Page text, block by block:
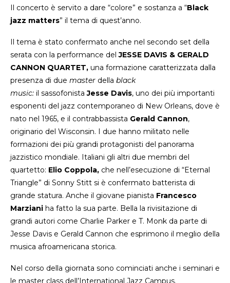
Il concerto è servito a dare “colore” e sostanza a “Black
jazz matters” il tema di quest’anno.
Il tema è stato confermato anche nel secondo set della
serata con la performance delJESSE DAVIS & GERALD
CANNON QUARTET, una formazione caratterizzata dalla
presenza di due master della black
music: il sassofonista Jesse Davis, uno dei più importanti
esponenti del jazz contemporaneo di New Orleans, dove è
nato nel 1965, e il contrabbassista Gerald Cannon,
originario del Wisconsin. I due hanno militato nelle
formazioni dei più grandi protagonisti del panorama
jazzistico mondiale. Italiani gli altri due membri del
quartetto: Elio Coppola, che nell’esecuzione di “Eternal
Triangle” di Sonny Stitt si è confermato batterista di
grande statura. Anche il giovane pianista Francesco
Marziani ha fatto la sua parte. Bella la rivisitazione di
grandi autori come Charlie Parker e T. Monk da parte di
Jesse Davis e Gerald Cannon che esprimono il meglio della
musica afroamericana storica.
Nel corso della giornata sono cominciati anche i seminari e
le master class dell’International Jazz Campus.